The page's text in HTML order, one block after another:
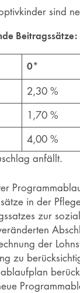
sind
Beitragssätze:
0*
2,30 %
1,70 %
4,00 %
anfällt.
in der
zur
der
zu